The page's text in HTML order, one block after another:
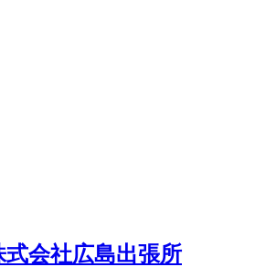
会社広島出張所